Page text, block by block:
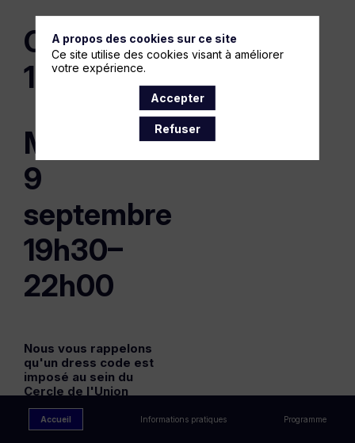
Choiseul
100
Mardi
9
septembre
19h30–
22h00
Nous vous rappelons
qu'un dress code est
imposé au sein du
Cercle de l'Union
Interalliée
Accueil Informations pratiques Programme
A propos des cookies sur ce site
Ce site utilise des cookies visant à améliorer
votre expérience.
Accepter
Refuser